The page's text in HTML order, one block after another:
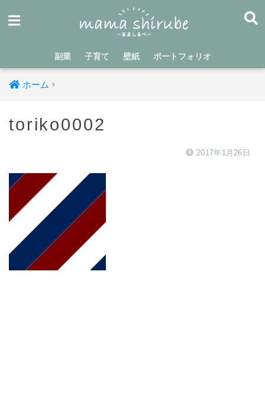
副業 子育て 壁紙 ポートフォリオ
ホーム
toriko0002
2017年1月26日